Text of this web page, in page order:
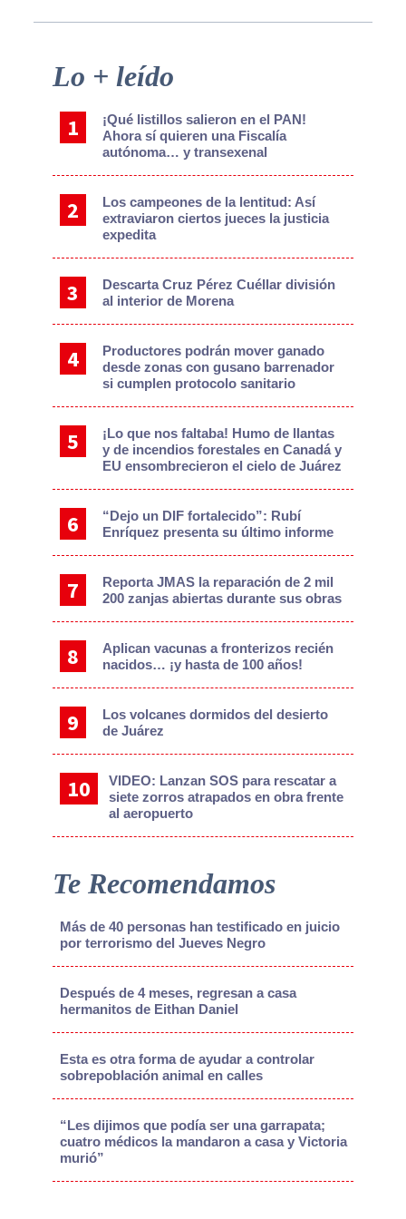
Primary
Sidebar
Lo + leído
¡Qué listillos salieron en el PAN!
Ahora sí quieren una Fiscalía
autónoma… y transexenal
Los campeones de la lentitud: Así
extraviaron ciertos jueces la justicia
expedita
Descarta Cruz Pérez Cuéllar división
al interior de Morena
Productores podrán mover ganado
desde zonas con gusano barrenador
si cumplen protocolo sanitario
¡Lo que nos faltaba! Humo de llantas
y de incendios forestales en Canadá y
EU ensombrecieron el cielo de Juárez
“Dejo un DIF fortalecido”: Rubí
Enríquez presenta su último informe
Reporta JMAS la reparación de 2 mil
200 zanjas abiertas durante sus obras
Aplican vacunas a fronterizos recién
nacidos… ¡y hasta de 100 años!
Los volcanes dormidos del desierto
de Juárez
VIDEO: Lanzan SOS para rescatar a
siete zorros atrapados en obra frente
al aeropuerto
Te Recomendamos
Más de 40 personas han testificado en juicio
por terrorismo del Jueves Negro
Después de 4 meses, regresan a casa
hermanitos de Eithan Daniel
Esta es otra forma de ayudar a controlar
sobrepoblación animal en calles
“Les dijimos que podía ser una garrapata;
cuatro médicos la mandaron a casa y Victoria
murió”